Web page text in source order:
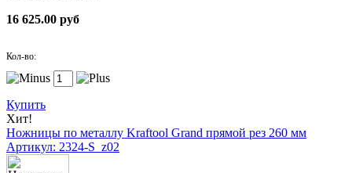
16 625.00 руб
Кол-во:
Купить
Хит!
Ножницы по металлу Kraftool Grand прямой рез 260 мм
Артикул: 2324-S_z02